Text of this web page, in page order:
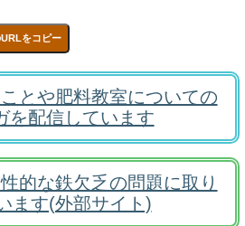
をコピー
とや肥料教室についての
を配信しています
的な鉄欠乏の問題に取り
ます(外部サイト)